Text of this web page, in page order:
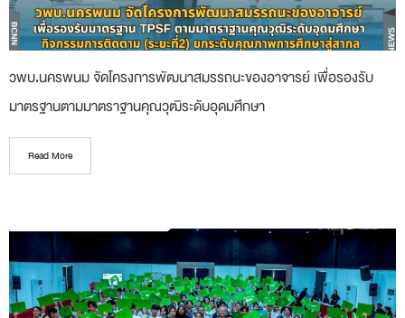
วพบ.นครพนม จัดโครงการพัฒนาสมรรถนะของอาจารย์ เพื่อรองรับ
มาตรฐานตามมาตราฐานคุณวุฒิระดับอุดมศึกษา
Read More